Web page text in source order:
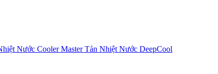
Nước Cooler MasterTản Nhiệt Nước DeepCool